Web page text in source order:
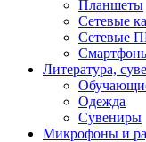
Планшеты
Сетевые
Сетевые
Литература,
Одежда
Сувениры
Микрофоны и